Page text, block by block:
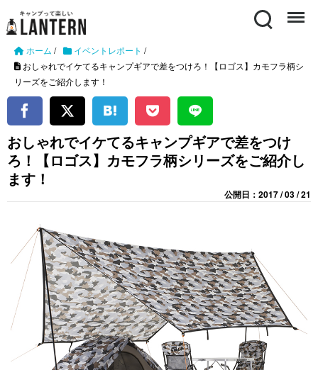
Search Menu
ホーム / イベントレポート /
おしゃれでイケてるキャンプギアで差をつけろ！【ロゴス】カモフラ柄シ
リーズをご紹介します！
おしゃれでイケてるキャンプギアで差をつけ
ろ！【ロゴス】カモフラ柄シリーズをご紹介し
ます！
公開日：2017 / 03 / 21